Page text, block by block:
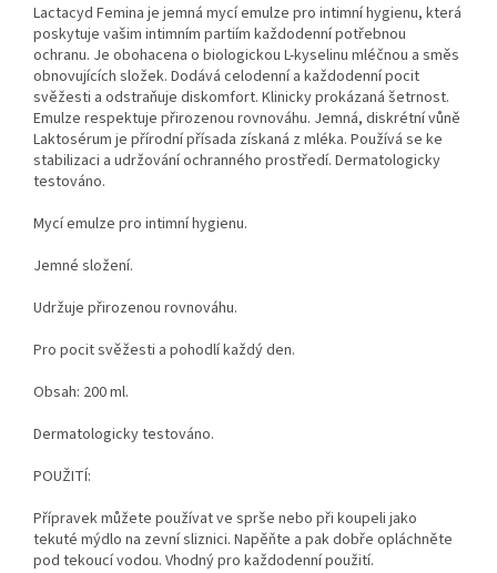
Lactacyd Femina je jemná mycí emulze pro intimní hygienu, která
poskytuje vašim intimním partiím každodenní potřebnou
ochranu. Je obohacena o biologickou L-kyselinu mléčnou a směs
obnovujících složek. Dodává celodenní a každodenní pocit
svěžesti a odstraňuje diskomfort. Klinicky prokázaná šetrnost.
Emulze respektuje přirozenou rovnováhu. Jemná, diskrétní vůně
Laktosérum je přírodní přísada získaná z mléka. Používá se ke
stabilizaci a udržování ochranného prostředí. Dermatologicky
testováno.
Mycí emulze pro intimní hygienu.
Jemné složení.
Udržuje přirozenou rovnováhu.
Pro pocit svěžesti a pohodlí každý den.
Obsah: 200 ml.
Dermatologicky testováno.
POUŽITÍ:
Přípravek můžete používat ve sprše nebo při koupeli jako
tekuté mýdlo na zevní sliznici. Napěňte a pak dobře opláchněte
pod tekoucí vodou. Vhodný pro každodenní použití.